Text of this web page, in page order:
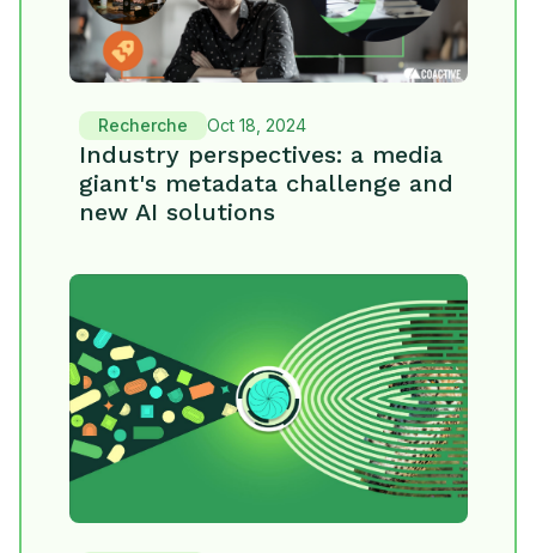
Recherche Oct 18, 2024
Industry perspectives: a media
giant's metadata challenge and
new AI solutions